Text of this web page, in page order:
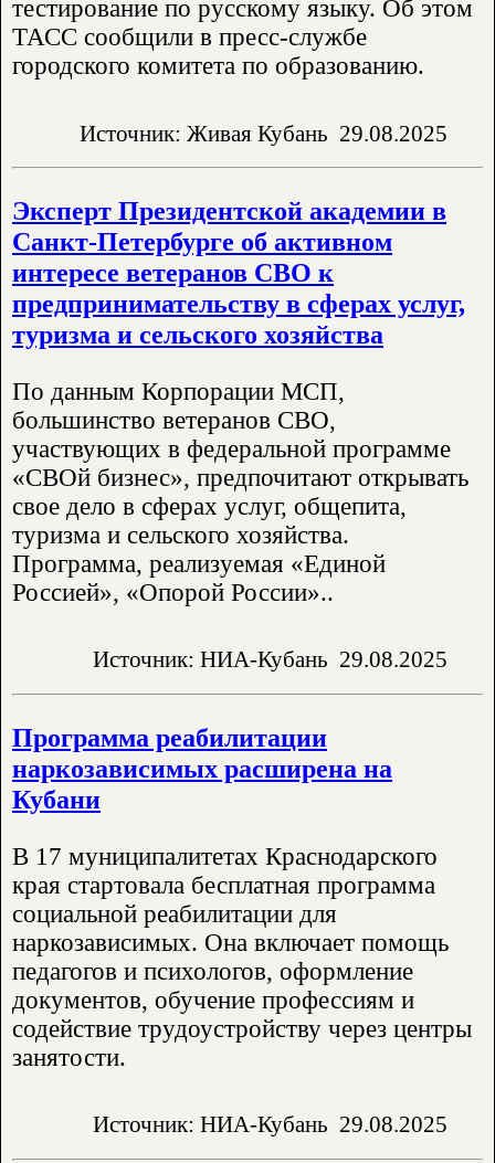
тестирование по русскому языку. Об этом
ТАСС сообщили в пресс-службе
городского комитета по образованию.
Источник: Живая Кубань 29.08.2025
Эксперт Президентской академии в
Санкт-Петербурге об активном
интересе ветеранов СВО к
предпринимательству в сферах услуг,
туризма и сельского хозяйства
По данным Корпорации МСП,
большинство ветеранов СВО,
участвующих в федеральной программе
«СВОй бизнес», предпочитают открывать
свое дело в сферах услуг, общепита,
туризма и сельского хозяйства.
Программа, реализуемая «Единой
Россией», «Опорой России»..
Источник: НИА-Кубань 29.08.2025
Программа реабилитации
наркозависимых расширена на
Кубани
В 17 муниципалитетах Краснодарского
края стартовала бесплатная программа
социальной реабилитации для
наркозависимых. Она включает помощь
педагогов и психологов, оформление
документов, обучение профессиям и
содействие трудоустройству через центры
занятости.
Источник: НИА-Кубань 29.08.2025